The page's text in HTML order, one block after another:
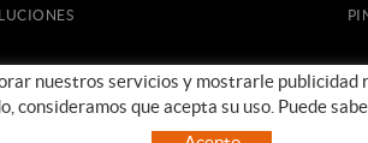
AVISO LEGAL CONDICIONES DE
nuestros servicios y mostrarle publicidad
consideramos que acepta su uso. Puede